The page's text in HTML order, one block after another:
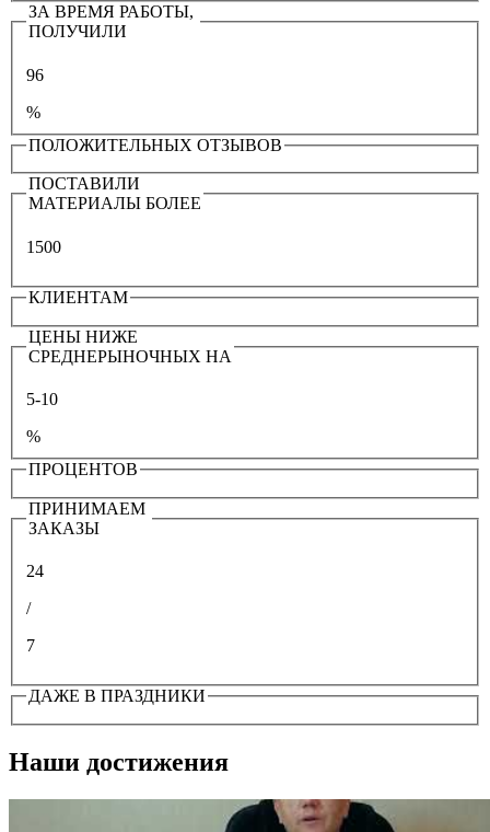
ЗА ВРЕМЯ РАБОТЫ,
ПОЛУЧИЛИ
96
%
ПОЛОЖИТЕЛЬНЫХ ОТЗЫВОВ
ПОСТАВИЛИ
МАТЕРИАЛЫ БОЛЕЕ
1500
КЛИЕНТАМ
ЦЕНЫ НИЖЕ
СРЕДНЕРЫНОЧНЫХ НА
5-10
%
ПРОЦЕНТОВ
ПРИНИМАЕМ
ЗАКАЗЫ
24
/
7
ДАЖЕ В ПРАЗДНИКИ
Наши достижения